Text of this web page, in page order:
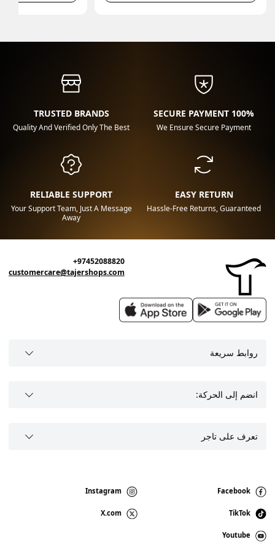
100% SECURE PAYMENT
We Ensure Secure Payment
TRUSTED BRANDS
Quality And Verified Only The Best
EASY RETURN
Hassle-Free Returns, Guaranteed
RELIABLE SUPPORT
Your Support Team, Just A Message
Away
+97452088820
customercare@tajershops.com
روابط سريعة
انضم إلى الحركة:
تعرف على تاجر
Facebook
Instagram
TikTok
X.com
Youtube